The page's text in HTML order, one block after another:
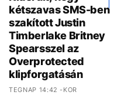
kétszavas SMS-ben
szakított Justin
Timberlake Britney
Spearsszel az
Overprotected
klipforgatásán
TEGNAP 14:42 -KOR